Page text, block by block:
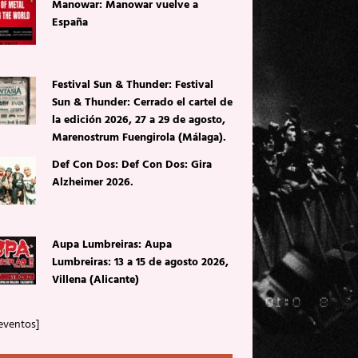
Manowar: Manowar vuelve a
España
Festival Sun & Thunder: Festival
Sun & Thunder: Cerrado el cartel de
la edición 2026, 27 a 29 de agosto,
Marenostrum Fuengirola (Málaga).
Def Con Dos: Def Con Dos: Gira
Alzheimer 2026.
Aupa Lumbreiras: Aupa
Lumbreiras: 13 a 15 de agosto 2026,
Villena (Alicante)